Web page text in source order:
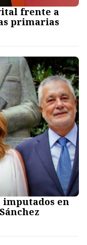
frente a
primarias
en